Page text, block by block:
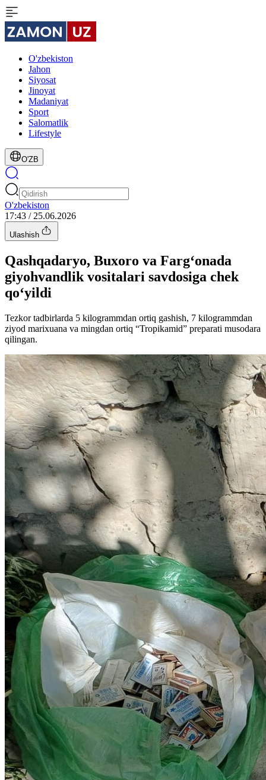
O'zbekiston
Jahon
Siyosat
Jinoyat
Madaniyat
Sport
Salomatlik
Lifestyle
O'ZB
O'zbekiston
17:43 / 25.06.2026
Ulashish
Qashqadaryo, Buxoro va Farg‘onada
giyohvandlik vositalari savdosiga chek
qo‘yildi
Tezkor tadbirlarda 5 kilogrammdan ortiq gashish, 7 kilogrammdan
ziyod marixuana va mingdan ortiq “Tropikamid” preparati musodara
qilingan.